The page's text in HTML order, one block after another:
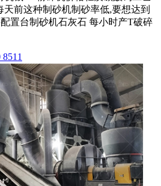
前这种制砂机制砂率低,要想达到
置台制砂机石灰石 每小时产T破碎